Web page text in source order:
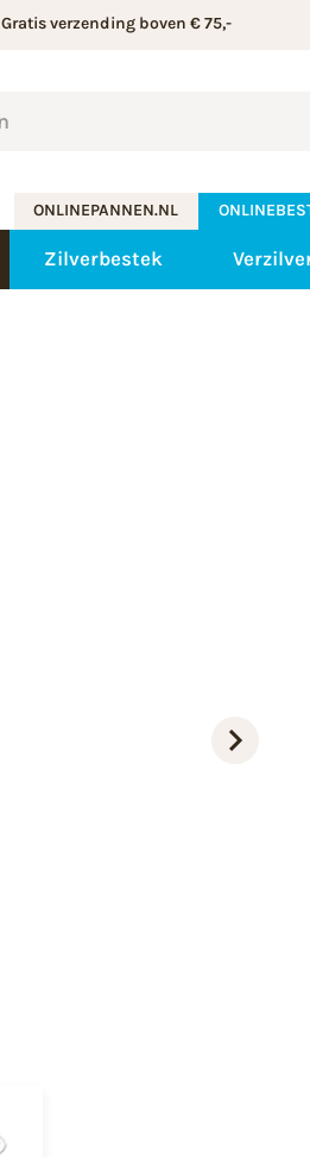
Gratis verzending boven € 75,-
ONLINEPANNEN.NL
Zilverbestek